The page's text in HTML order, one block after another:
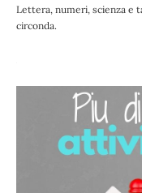
Lettera, numeri, scienza e
circonda.